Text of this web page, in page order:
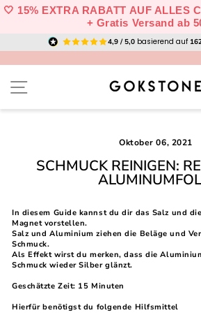
Direkt
zum
🤍 15% EXTRA RABATT AUF ALLES
+ Gratis Versand ab
4,9 / 5,0basierend auf
SEITENNAVIGATION
Oktober 06, 2021
SCHMUCK REINIGEN:
In diesem Guide kannst du dir das Salz und
Magnet vorstellen.
Salz und Aluminium ziehen die Beläge und
Schmuck.
Als Effekt wirst du merken, dass die
Schmuck wieder Silber glänzt.
Geschätzte Zeit: 15 Minuten
Hierfür benötigst du folgende Hilfsmittel